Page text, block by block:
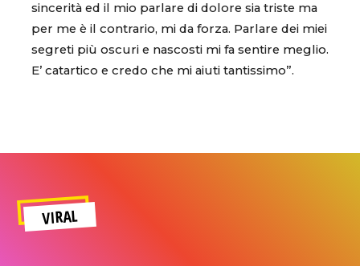
sincerità ed il mio parlare di dolore sia triste ma
per me è il contrario, mi da forza. Parlare dei miei
segreti più oscuri e nascosti mi fa sentire meglio.
E’ catartico e credo che mi aiuti tantissimo”.
VIRAL